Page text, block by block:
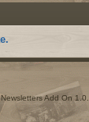
Newsletters Add On